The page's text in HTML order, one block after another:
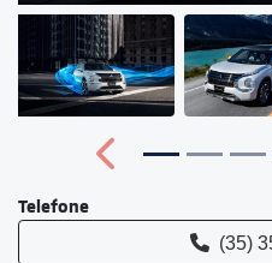
Anterior
Telefone
(35)